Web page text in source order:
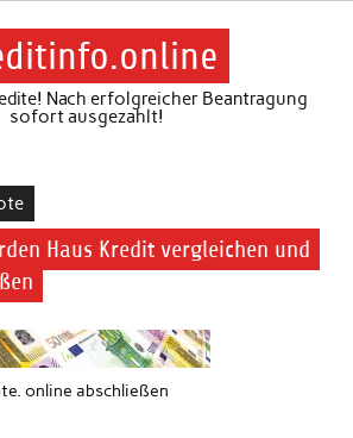
Nach erfolgreicher Beantragung
sofort ausgezahlt!
Haus Kredit vergleichen und
online abschließen